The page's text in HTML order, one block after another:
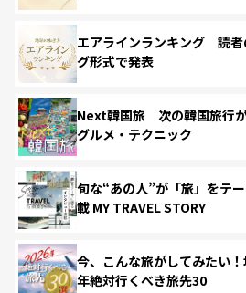
エアラインランキング 読者
グ形式で発表
Next韓国旅 次の韓国旅行が
グルメ・テクニック
旬な“あの人”が「旅」をテ
載 MY TRAVEL STORY
今、こんな旅がしてみたい
年絶対行くべき旅先30